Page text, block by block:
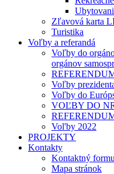
Zľavová karta
Turistika
Voľby a referandá
Voľby do
orgánov
Voľby
Voľby do
VOĽBY DO
Vol'by 2022
PROJEKTY
Kontakty
Kontaktný
Mapa stránok